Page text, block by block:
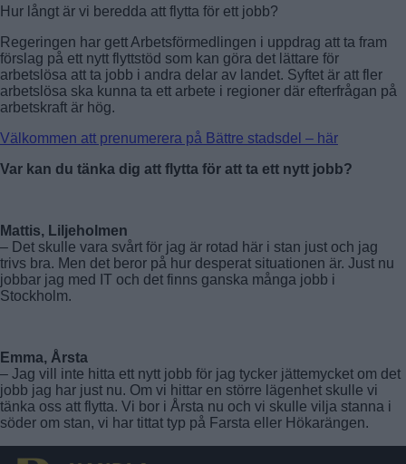
Hur långt är vi beredda att flytta för ett jobb?
Regeringen har gett Arbetsförmedlingen i uppdrag att ta fram
förslag på ett nytt flyttstöd som kan göra det lättare för
arbetslösa att ta jobb i andra delar av landet. Syftet är att fler
arbetslösa ska kunna ta ett arbete i regioner där efterfrågan på
arbetskraft är hög.
Välkommen att prenumerera på Bättre stadsdel – här
Var kan du tänka dig att flytta för att ta ett nytt jobb?
Mattis, Liljeholmen
– Det skulle vara svårt för jag är rotad här i stan just och jag
trivs bra. Men det beror på hur desperat situationen är. Just nu
jobbar jag med IT och det finns ganska många jobb i
Stockholm.
Emma, Årsta
– Jag vill inte hitta ett nytt jobb för jag tycker jättemycket om det
jobb jag har just nu. Om vi hittar en större lägenhet skulle vi
tänka oss att flytta. Vi bor i Årsta nu och vi skulle vilja stanna i
söder om stan, vi har tittat typ på Farsta eller Hökarängen.